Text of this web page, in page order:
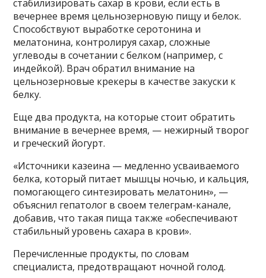
стабилизировать сахар в крови, если есть в
вечернее время цельнозерновую пищу и белок.
Способствуют выработке серотонина и
мелатонина, контролируя сахар, сложные
углеводы в сочетании с белком (например, с
индейкой). Врач обратил внимание на
цельнозерновые крекеры в качестве закуски к
белку.
Еще два продукта, на которые стоит обратить
внимание в вечернее время, — нежирный творог
и греческий йогурт.
«Источники казеина — медленно усваиваемого
белка, который питает мышцы ночью, и кальция,
помогающего синтезировать мелатонин», —
объяснил гепатолог в своем телеграм-канале,
добавив, что такая пища также «обеспечивают
стабильный уровень сахара в крови».
Перечисленные продукты, по словам
специалиста, предотвращают ночной голод.